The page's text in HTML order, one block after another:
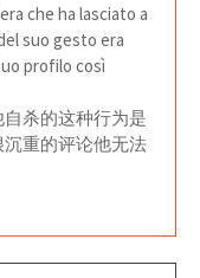
che ha lasciato a
suo gesto era
profilo così
杀的这种行为是
重的评论他无法